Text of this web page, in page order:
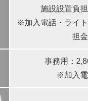
施設設置負
※加入電話・ライ
担
事務用：
※加入